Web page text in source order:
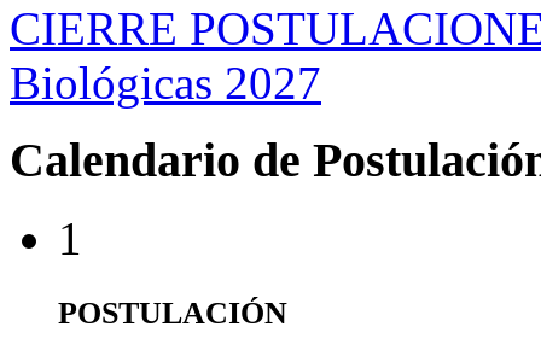
CIERRE
Biológicas 2027
Calendario de
1
POSTULACIÓN